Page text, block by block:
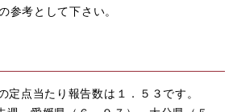
参考として下さい。
定点当たり報告数は１．５３です。